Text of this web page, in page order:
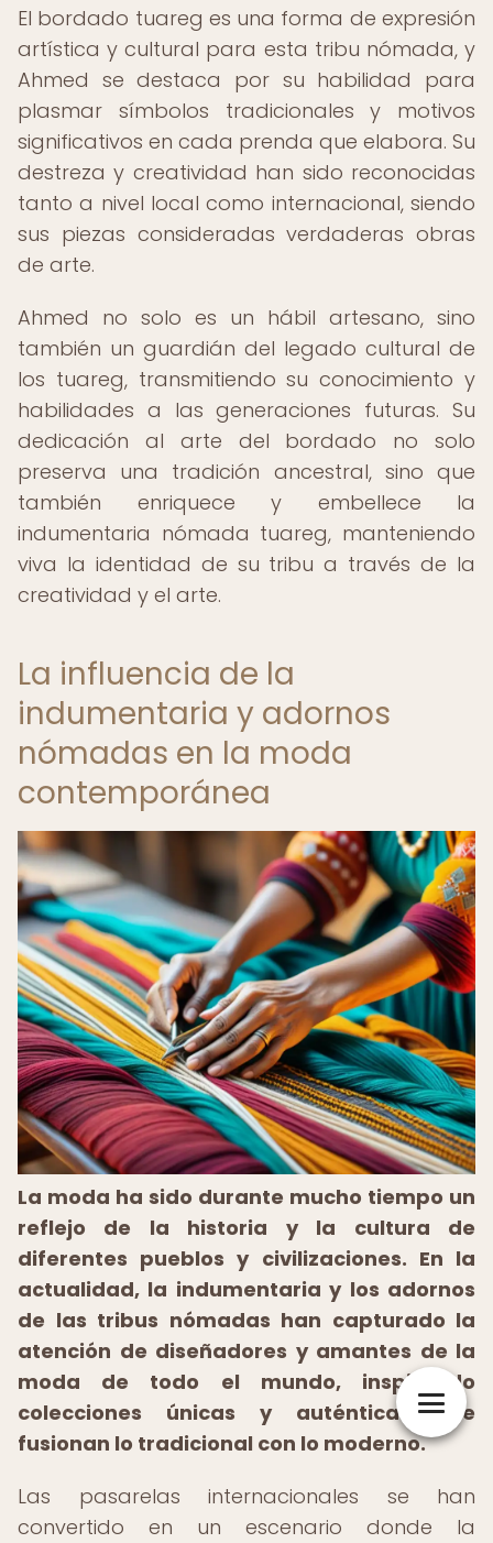
El bordado tuareg es una forma de expresión
artística y cultural para esta tribu nómada, y
Ahmed se destaca por su habilidad para
plasmar símbolos tradicionales y motivos
significativos en cada prenda que elabora. Su
destreza y creatividad han sido reconocidas
tanto a nivel local como internacional, siendo
sus piezas consideradas verdaderas obras
de arte.
Ahmed no solo es un hábil artesano, sino
también un guardián del legado cultural de
los tuareg, transmitiendo su conocimiento y
habilidades a las generaciones futuras. Su
dedicación al arte del bordado no solo
preserva una tradición ancestral, sino que
también enriquece y embellece la
indumentaria nómada tuareg, manteniendo
viva la identidad de su tribu a través de la
creatividad y el arte.
La influencia de la
indumentaria y adornos
nómadas en la moda
contemporánea
La moda ha sido durante mucho tiempo un
reflejo de la historia y la cultura de
diferentes pueblos y civilizaciones. En la
actualidad, la indumentaria y los adornos
de las tribus nómadas han capturado la
atención de diseñadores y amantes de la
moda de todo el mundo, inspirando
colecciones únicas y auténticas que
fusionan lo tradicional con lo moderno.
Las pasarelas internacionales se han
convertido en un escenario donde la